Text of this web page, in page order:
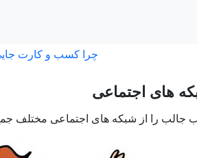
چرا کسب و کارت
های اجتماعی
جالب را از شبکه های اجتماعی مختلف جمع